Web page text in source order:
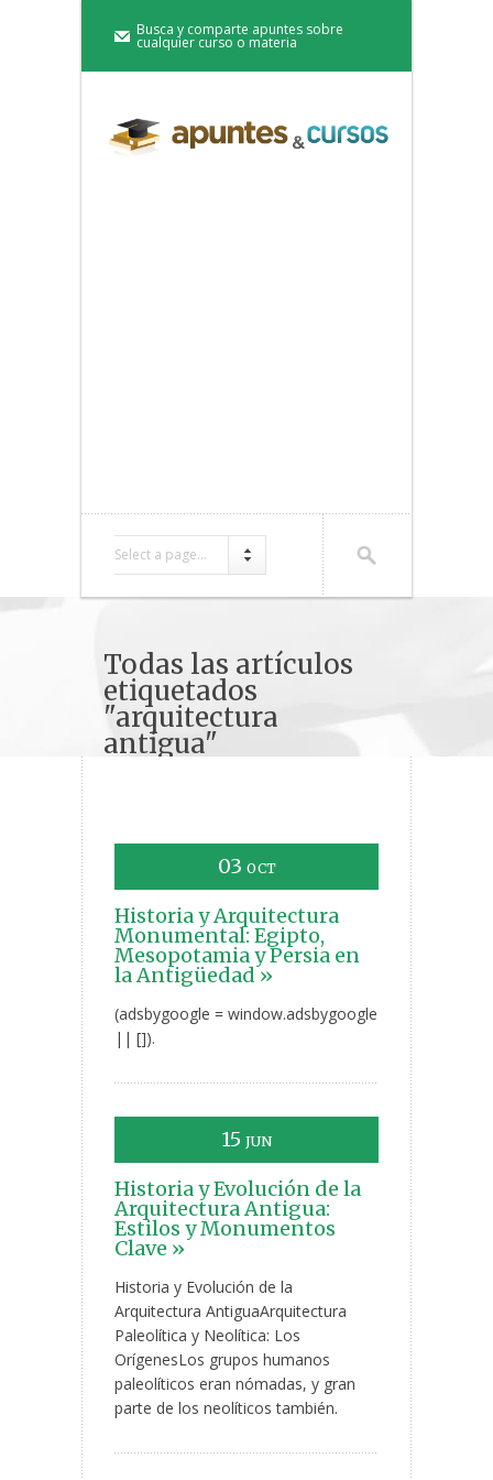
Busca y comparte apuntes sobre
cualquier curso o materia
Select a page...
Todas las artículos
etiquetados
"arquitectura
antigua"
03 OCT
Historia y Arquitectura
Monumental: Egipto,
Mesopotamia y Persia en
la Antigüedad »
(adsbygoogle = window.adsbygoogle
|| []).
15 JUN
Historia y Evolución de la
Arquitectura Antigua:
Estilos y Monumentos
Clave »
Historia y Evolución de la
Arquitectura AntiguaArquitectura
Paleolítica y Neolítica: Los
OrígenesLos grupos humanos
paleolíticos eran nómadas, y gran
parte de los neolíticos también.